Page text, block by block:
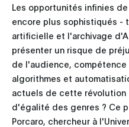
Les opportunités infinies
encore plus sophistiqués -
artificielle et l'archivage
présenter un risque de
de l'audience, compétence
algorithmes et
actuels de cette révolution
d'égalité des genres ? Ce
Porcaro, chercheur à